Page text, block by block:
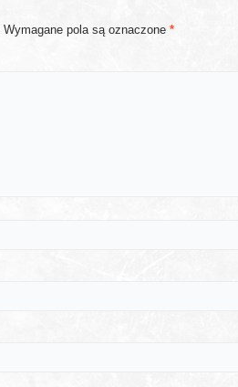
Wymagane pola są oznaczone *